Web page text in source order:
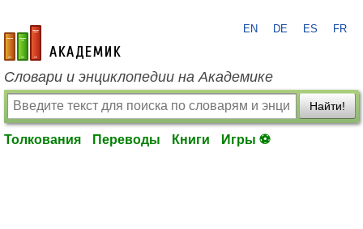
academic.ru
EN DE ES FR
Словари и энциклопедии на Академике
Найти!
Толкования Переводы Книги Игры ⚽